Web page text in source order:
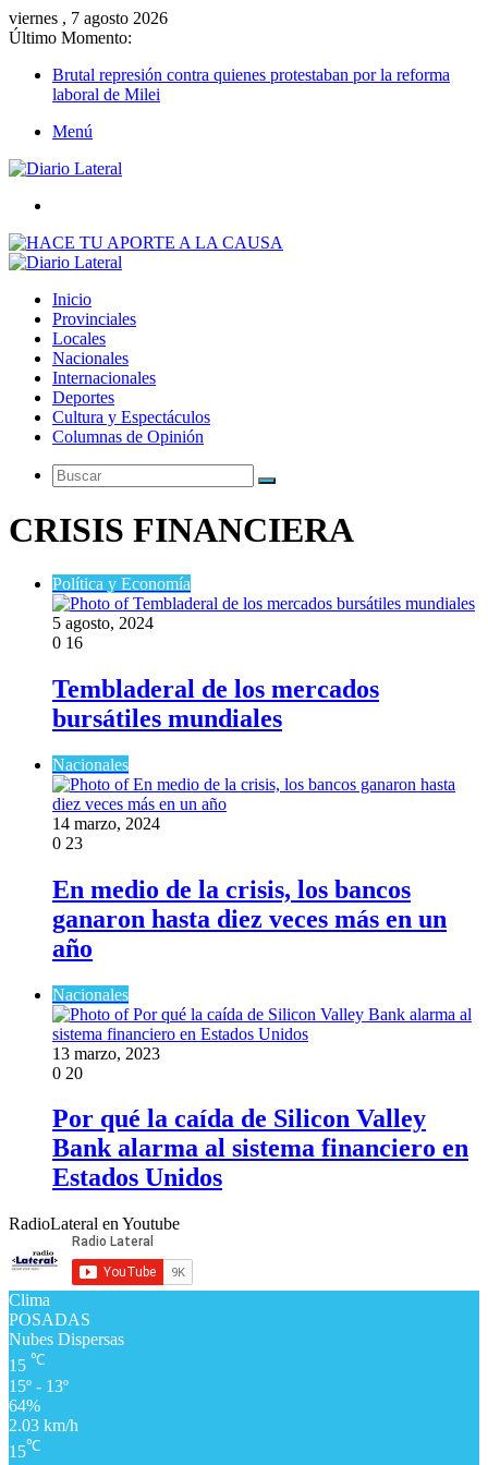
viernes , 7 agosto 2026
Último Momento:
Brutal represión contra quienes protestaban por la reforma
laboral de Milei
Menú
Inicio
Provinciales
Locales
Nacionales
Internacionales
Deportes
Cultura y Espectáculos
Columnas de Opinión
Buscar
CRISIS FINANCIERA
Política y Economía
5 agosto, 2024
0 16
Tembladeral de los mercados
bursátiles mundiales
Nacionales
14 marzo, 2024
0 23
En medio de la crisis, los bancos
ganaron hasta diez veces más en un
año
Nacionales
13 marzo, 2023
0 20
Por qué la caída de Silicon Valley
Bank alarma al sistema financiero en
Estados Unidos
RadioLateral en Youtube
Clima
POSADAS
Nubes Dispersas
15 ℃
15º - 13º
64%
2.03 km/h
15℃